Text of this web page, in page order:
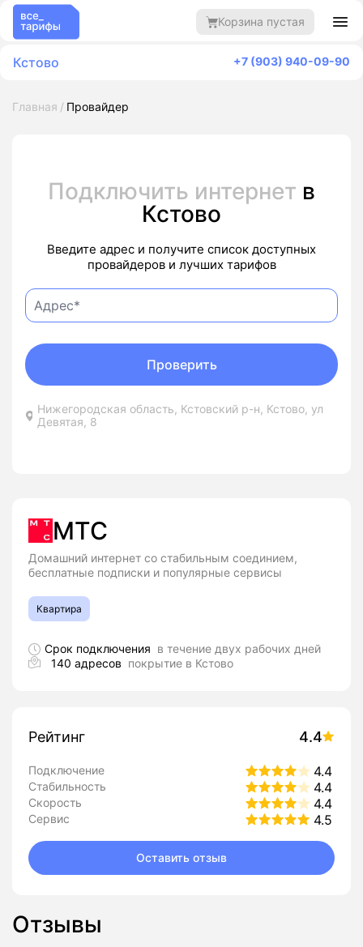
Корзина пустая
Кстово +7 (903) 940-09-90
Главная Провайдер
Подключить интернет в
Кстово
Введите адрес и получите список доступных
провайдеров и лучших тарифов
Нижегородская область, Кстовский р-н, Кстово, ул
Девятая, 8
Проверить
МТС
Домашний интернет со стабильным соединием,
бесплатные подписки и популярные сервисы
Квартира
Срок подключения в течение двух рабочих дней
140 адресов покрытие в Кстово
Рейтинг 4.4
Подключение 4.4
Стабильность 4.4
Скорость 4.4
Сервис 4.5
Оставить отзыв
Отзывы